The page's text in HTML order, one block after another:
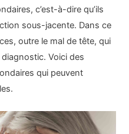
c’est-à-dire qu’ils
sous-jacente. Dans ce
outre le mal de tête, qui
Voici des
qui peuvent